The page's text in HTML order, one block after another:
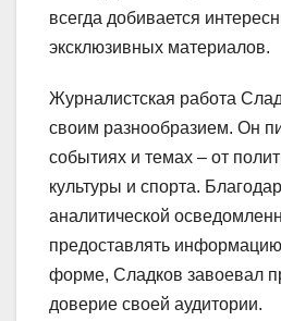
всегда добивается
эксклюзивных материалов.
Журналистская работа
своим разнообразием. Он
событиях и темах – от
культуры и спорта.
аналитической
предоставлять
форме, Сладков завоевал
доверие своей аудитории.